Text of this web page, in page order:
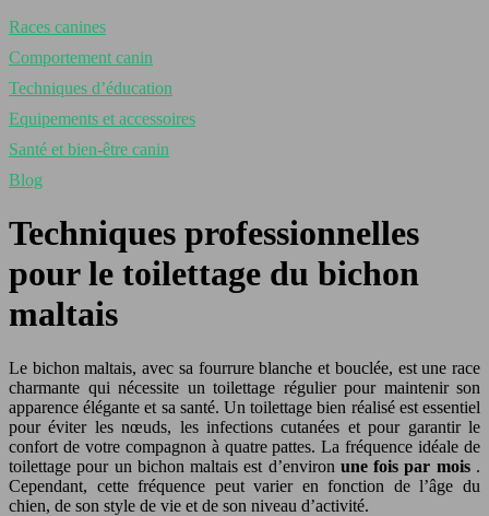
Races canines
Comportement canin
Techniques d’éducation
Equipements et accessoires
Santé et bien-être canin
Blog
Techniques professionnelles
pour le toilettage du bichon
maltais
Le bichon maltais, avec sa fourrure blanche et bouclée, est une race
charmante qui nécessite un toilettage régulier pour maintenir son
apparence élégante et sa santé. Un toilettage bien réalisé est essentiel
pour éviter les nœuds, les infections cutanées et pour garantir le
confort de votre compagnon à quatre pattes. La fréquence idéale de
toilettage pour un bichon maltais est d’environ une fois par mois .
Cependant, cette fréquence peut varier en fonction de l’âge du
chien, de son style de vie et de son niveau d’activité.